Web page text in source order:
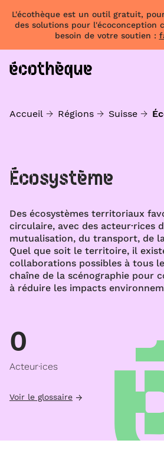
L'écothèque est un outil gratuit,
des solutions pour l'écoconception
besoin de votre soutien :
Accueil Régions Suisse
Écosystème
Des écosystèmes territoriaux
circulaire, avec des acteur·rices
mutualisation, du transport, de
Quel que soit le territoire, il
collaborations possibles à tous
chaîne de la scénographie pour
à réduire les impacts
0
Acteur·ices
Voir le glossaire